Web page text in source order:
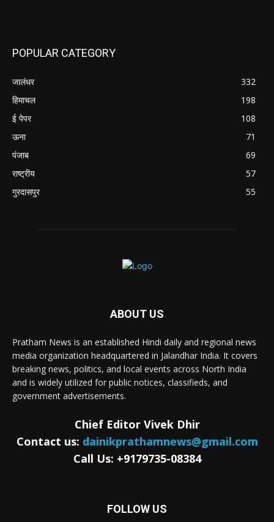
POPULAR CATEGORY
जालंधर
332
हिमाचल
198
ई पेपर
108
ऊना
71
पंजाब
69
राष्ट्रीय
57
गुरदासपुर
55
ABOUT US
Pratham News is an established Hindi daily and regional news
media organization headquartered in Jalandhar India. It covers
breaking news, politics, and local events across North India
and is widely utilized for public notices, classifieds, and
government advertisements.
Chief Editor Vivek Dhir
Contact us: dainikprathamnews@gmail.com
Call Us: +9179735-08384
FOLLOW US